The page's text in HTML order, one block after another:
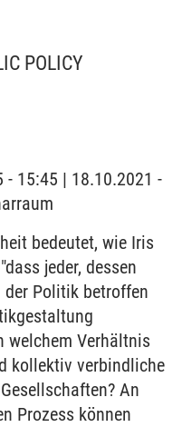
POLICY
15:45 | 18.10.2021 -
bedeutet, wie Iris
jeder, dessen
der Politik betroffen
welchem Verhältnis
kollektiv verbindliche
An
Prozess können